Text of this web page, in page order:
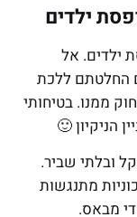
ילדים
אל
ללכת
בטיחותי
🙂
שביר.
מתנגשות